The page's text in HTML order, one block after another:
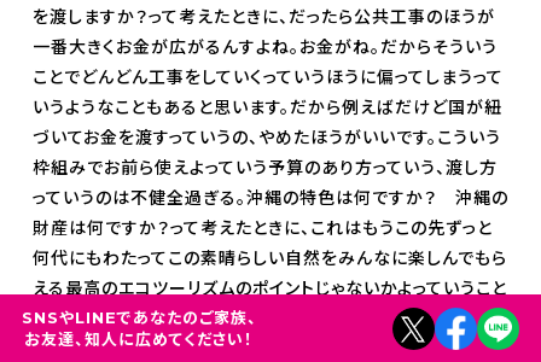
を渡しますか？って考えたときに、だったら公共工事のほうが
一番大きくお金が広がるんすよね。お金がね。だからそういう
ことでどんどん工事をしていくっていうほうに偏ってしまうって
いうようなこともあると思います。だから例えばだけど国が紐
づいてお金を渡すっていうの、やめたほうがいいです。こういう
枠組みでお前ら使えよっていう予算のあり方っていう、渡し方
っていうのは不健全過ぎる。沖縄の特色は何ですか？ 沖縄の
財産は何ですか？って考えたときに、これはもうこの先ずっと
何代にもわたってこの素晴らしい自然をみんなに楽しんでもら
える最高のエコツーリズムのポイントじゃないかよっていうこと
をやっぱり価値観として持たなきゃいけないわけですよね。そ
ういうような私は考え方です。だからやっぱり北部のジャング
SNSやLINEであなたのご家族、
お友達、知人に広めてください！